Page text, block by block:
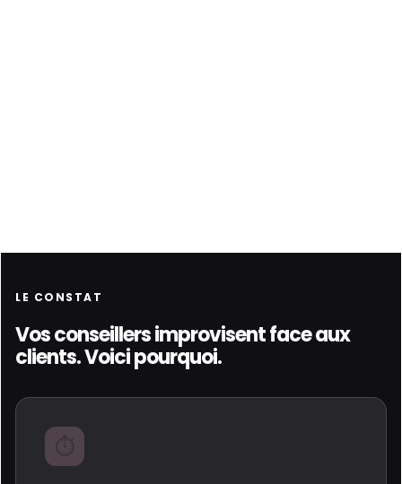
LE CONSTAT
Vos conseillers improvisent face aux
clients. Voici pourquoi.
⏱️